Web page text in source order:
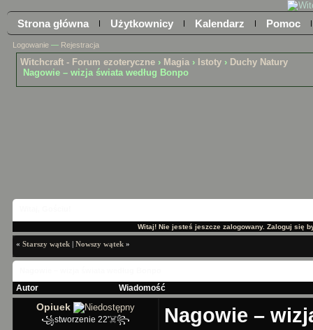
Strona główna Użytkownicy Kalendarz Pomoc
Logowanie — Rejestracja
Witchcraft - Forum ezoteryczne › Magia › Istoty › Duchy Natury
Nagowie – wizja świata według Bonpo
Witaj! Nie jesteś jeszcze zalogowany. Zaloguj się
« Starszy wątek | Nowszy wątek »
Autor Wiadomość
Opiuek
꧁stworzenie 22'☠️꧂ Nagowie –